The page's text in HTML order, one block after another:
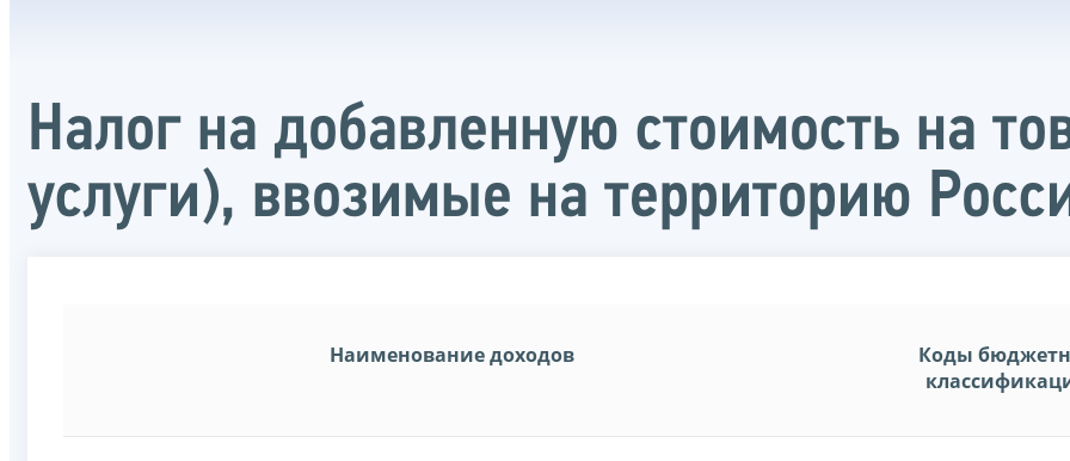
Налог на добавленную стоимость на
услуги), ввозимые на территорию
Наименование доходов
Коды